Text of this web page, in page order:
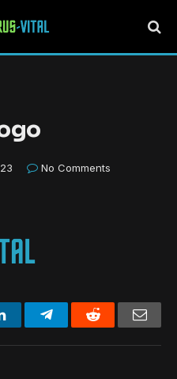
No Comments
LinkedInTelegramReddit